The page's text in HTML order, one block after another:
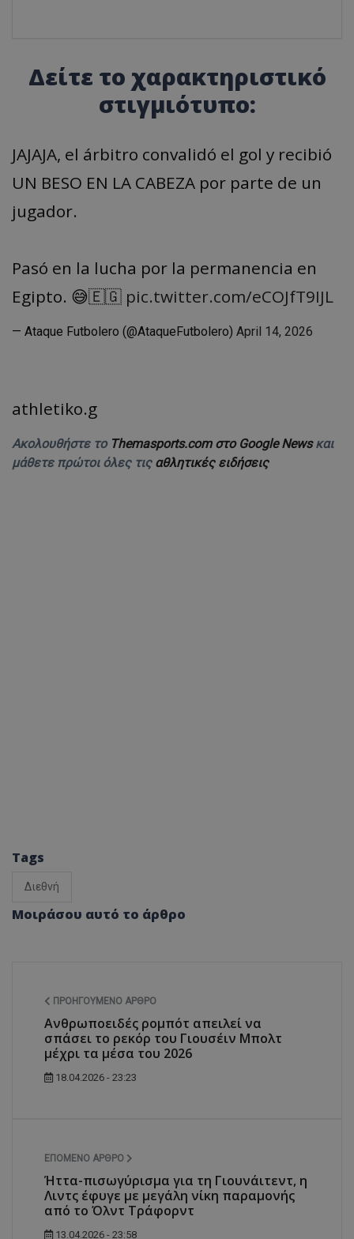
Δείτε το χαρακτηριστικό
στιγμιότυπο:
JAJAJA, el árbitro convalidó el gol y recibió
UN BESO EN LA CABEZA por parte de un
jugador.
Pasó en la lucha por la permanencia en
Egipto. 😅🇪🇬 pic.twitter.com/eCOJfT9IJL
— Ataque Futbolero (@AtaqueFutbolero) April 14, 2026
athletiko.g
Ακολουθήστε το Themasports.com στο Google Newsκαι
μάθετε πρώτοι όλες τις αθλητικές ειδήσεις
Tags
Διεθνή
Μοιράσου αυτό το άρθρο
ΠΡΟΗΓΟΎΜΕΝΟ ΆΡΘΡΟ
Ανθρωποειδές ρομπότ απειλεί να
σπάσει το ρεκόρ του Γιουσέιν Μπολτ
μέχρι τα μέσα του 2026
18.04.2026 - 23:23
ΕΠΌΜΕΝΟ ΆΡΘΡΟ
Ήττα-πισωγύρισμα για τη Γιουνάιτεντ, η
Λιντς έφυγε με μεγάλη νίκη παραμονής
από το Όλντ Τράφορντ
13.04.2026 - 23:58